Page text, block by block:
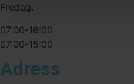
Fredag:
07:00-16:00
07:00-15:00
Adress